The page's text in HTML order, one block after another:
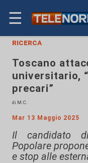
☰
ricerca
Toscano
universitario,
precari”
di M.C.
Mar 13 Maggio 2025
Il candidato
Popolare
e stop alle